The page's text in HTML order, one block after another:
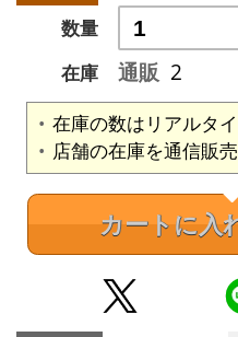
数量
在庫
通販 2
在庫の数はリアルタ
店舗の在庫を通信販
カートに入